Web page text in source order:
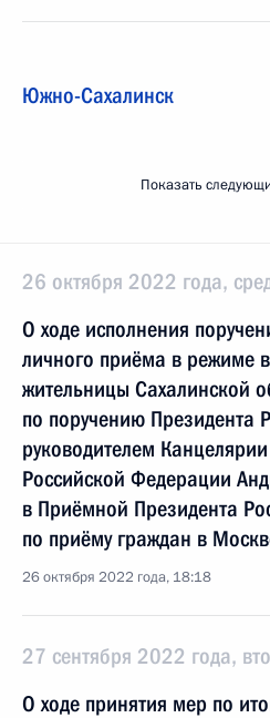
Южно-Сахалинск
Показать
26 октября 2022 года,
О ходе исполнения
личного приёма в режиме
жительницы Сахалинской
по поручению Президента
руководителем
Российской Федерации
в Приёмной Президента
по приёму граждан в
26 октября 2022 года, 18:18
27 сентября 2022 года,
О ходе принятия мер по